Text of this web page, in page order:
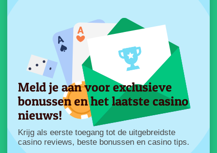
Meld je aan voor exclusieve
bonussen en het laatste casino
nieuws!
Krijg als eerste toegang tot de uitgebreidste
casino reviews, beste bonussen en casino tips.